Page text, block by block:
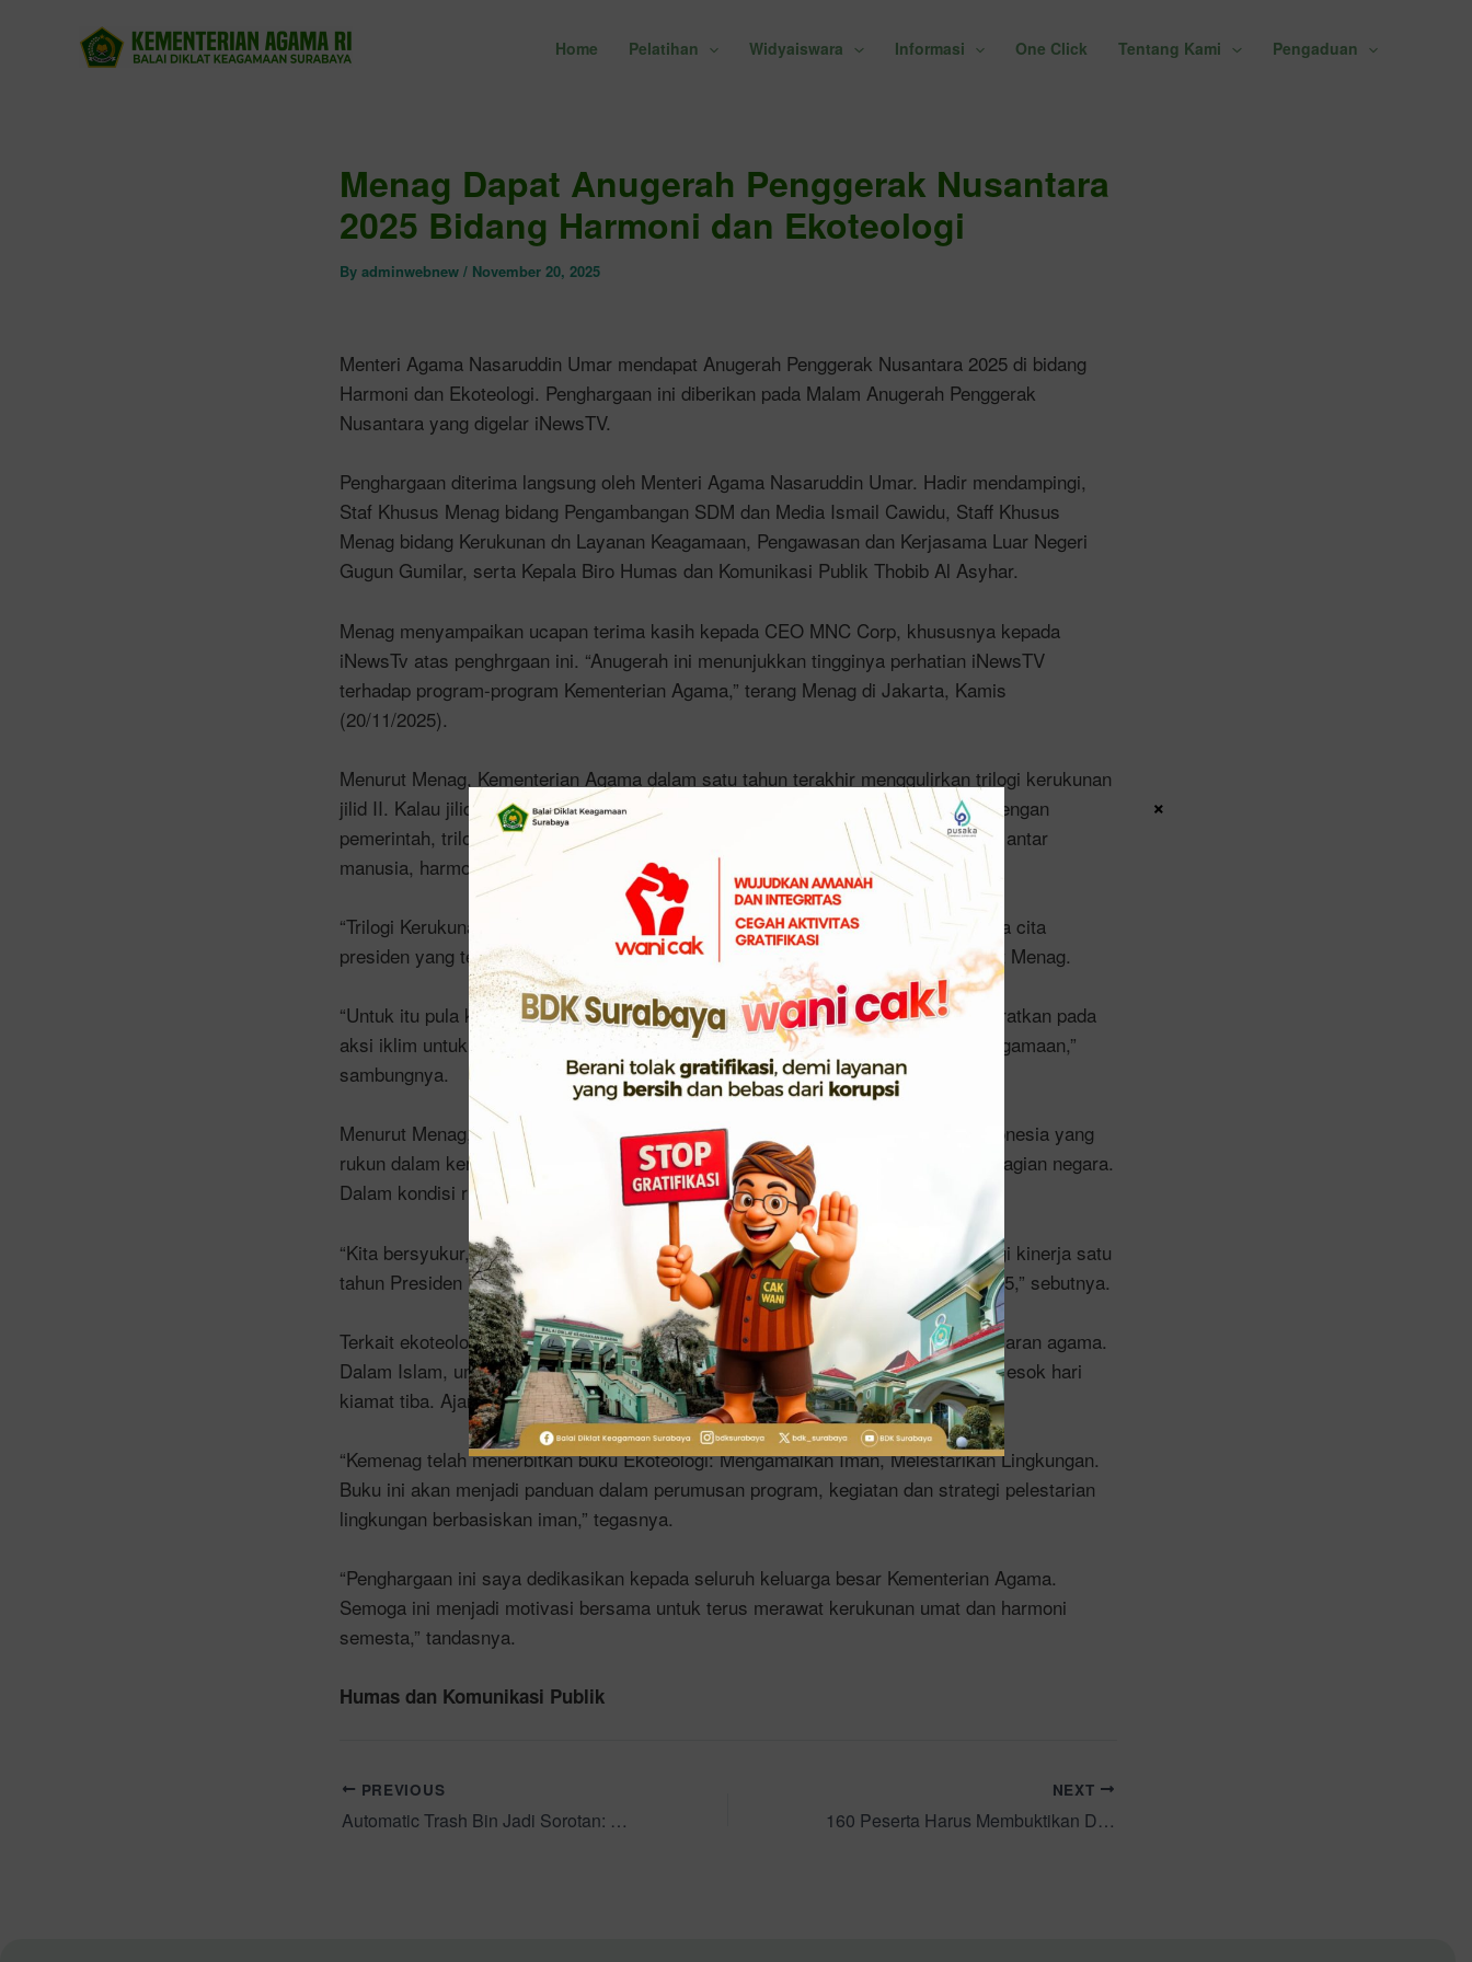
Home Pelatihan Widyaiswara Informasi One Click Tentang Kami Pengaduan
Menag Dapat Anugerah Penggerak Nusantara
2025 Bidang Harmoni dan Ekoteologi
By adminwebnew / November 20, 2025
Menteri Agama Nasaruddin Umar mendapat Anugerah Penggerak Nusantara 2025 di bidang
Harmoni dan Ekoteologi. Penghargaan ini diberikan pada Malam Anugerah Penggerak
Nusantara yang digelar iNewsTV.
Penghargaan diterima langsung oleh Menteri Agama Nasaruddin Umar. Hadir mendampingi,
Staf Khusus Menag bidang Pengambangan SDM dan Media Ismail Cawidu, Staff Khusus
Menag bidang Kerukunan dn Layanan Keagamaan, Pengawasan dan Kerjasama Luar Negeri
Gugun Gumilar, serta Kepala Biro Humas dan Komunikasi Publik Thobib Al Asyhar.
Menag menyampaikan ucapan terima kasih kepada CEO MNC Corp, khususnya kepada
iNewsTv atas penghrgaan ini. “Anugerah ini menunjukkan tingginya perhatian iNewsTV
terhadap program-program Kementerian Agama,” terang Menag di Jakarta, Kamis
(20/11/2025).
Menurut Menag, Kementerian Agama dalam satu tahun terakhir menggulirkan trilogi kerukunan
jilid II. Kalau jilid I mencakup kerukunan intra umat, antar umat, dan antar umat dengan
pemerintah, trilogi kerukunan jilid II diperluas hingga mencakup aspek kerukunan antar
manusia, harmoni alam, dan hubungan spiritual dengan Tuhan.
“Trilogi Kerukunan Jilid II, menjadi ikhtiar Kementerian Agama menyukseskan asta cita
presiden yang terkait dengan harmoni lingkungan dan toleransi antar umat,” sebut Menag.
“Untuk itu pula kami menggulirkan program penguatan ekoteologi yang menitikberatkan pada
aksi iklim untuk mencegah kerusakan alam yang berangkat dari pemahaman keagamaan,”
sambungnya.
Menurut Menag, kerukunan adalah pra syarat pembangunan. Kondisi bangsa Indonesia yang
rukun dalam keragaman patut disyukuri di tengah konflik yang terus melanda sebagian negara.
Dalam kondisi rukun, pembangunan yang dicanangkan Presiden berjalan lancar.
“Kita bersyukur, keberhasilan dalam merawat kerukunan menjadi capaian tertinggi kinerja satu
tahun Presiden Prabowo berdasarkan survey poltracking yang dirilis Oktober 2025,” sebutnya.
Terkait ekoteologi, Menag mengatakan bahwa menjaga kelestarian alam adalah ajaran agama.
Dalam Islam, umat muslim bahkan diajarkan untuk terus menanam pohon, meski esok hari
kiamat tiba. Ajaran ini menunjukkan pentingnya merawat semesta.
“Kemenag telah menerbitkan buku Ekoteologi: Mengamalkan Iman, Melestarikan Lingkungan.
Buku ini akan menjadi panduan dalam perumusan program, kegiatan dan strategi pelestarian
lingkungan berbasiskan iman,” tegasnya.
“Penghargaan ini saya dedikasikan kepada seluruh keluarga besar Kementerian Agama.
Semoga ini menjadi motivasi bersama untuk terus merawat kerukunan umat dan harmoni
semesta,” tandasnya.
Humas dan Komunikasi Publik
PREVIOUS
Automatic Trash Bin Jadi Sorotan: Proyek Latsar yang Memadukan Teknologi, Kreativitas, dan Peduli Lingkungan
NEXT
160 Peserta Harus Membuktikan Diri Layak Mengabdi pada Negara!
×